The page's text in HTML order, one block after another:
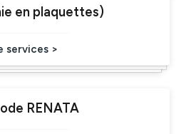
en plaquettes)
services >
RENATA